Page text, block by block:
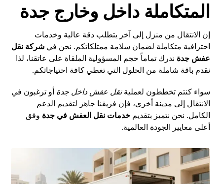
المتكاملة داخل وخارج جدة
إن الانتقال من منزل إلى آخر يتطلب دقة عالية وخدمات
احترافية متكاملة لضمان سلامة ممتلكاتكم. نحن فيشركة نقل
عفش جدة ندرك تماماً حجم المسؤولية الملقاة على عاتقنا، لذا
نقدم باقة شاملة من الحلول التي تغطي كافة احتياجاتكم.
سواء كنتم تخططون لعمليةنقل عفش داخل جدة أو ترغبون في
الانتقال إلى مدينة أخرى، فإن فريقنا جاهز لتقديم الدعم
الكامل. نحن نتميز بتقديمخدمات نقل العفش في جدة وفق
أعلى معايير الجودة العالمية.